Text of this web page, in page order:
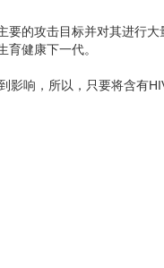
的攻击目标并对其进行
健康下一代。
响，所以，只要将含有